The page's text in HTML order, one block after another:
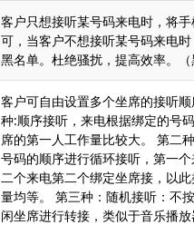
客户只想接听某号码来电时，将
可，当客户不想接听某号码来电
黑名单。杜绝骚扰，提高效率。
客户可自由设置多个坐席的接听
种:顺序接听，来电根据绑定的号
席的第一人工作量比较大。 第二
号码的顺序进行循环接听，第一
二个来电第二个绑定坐席接，以
量均等。 第三种：随机接听：不
闲坐席进行转接，类似于音乐播放